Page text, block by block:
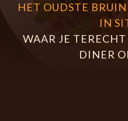
HET OUDSTE
IN
WAAR JE
DINER